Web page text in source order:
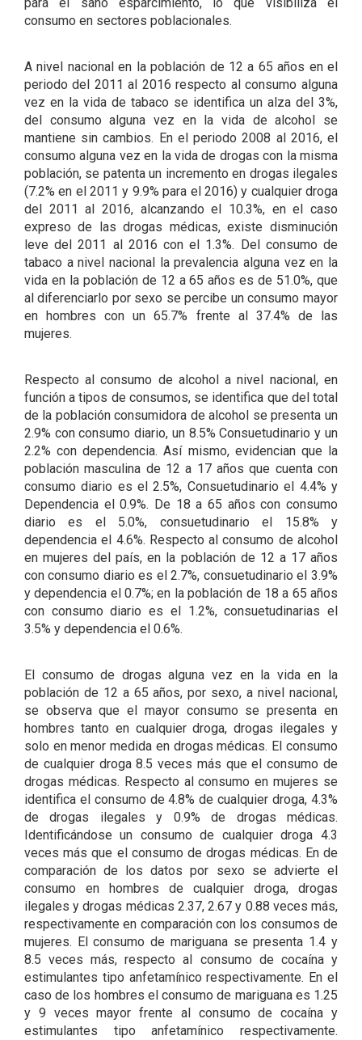
consumo en sectores poblacionales.
A nivel nacional en la población de 12 a 65 años en el
periodo del 2011 al 2016 respecto al consumo alguna
vez en la vida de tabaco se identifica un alza del 3%,
del consumo alguna vez en la vida de alcohol se
mantiene sin cambios. En el periodo 2008 al 2016, el
consumo alguna vez en la vida de drogas con la misma
población, se patenta un incremento en drogas ilegales
(7.2% en el 2011 y 9.9% para el 2016) y cualquier droga
del 2011 al 2016, alcanzando el 10.3%, en el caso
expreso de las drogas médicas, existe disminución
leve del 2011 al 2016 con el 1.3%. Del consumo de
tabaco a nivel nacional la prevalencia alguna vez en la
vida en la población de 12 a 65 años es de 51.0%, que
al diferenciarlo por sexo se percibe un consumo mayor
en hombres con un 65.7% frente al 37.4% de las
mujeres.
Respecto al consumo de alcohol a nivel nacional, en
función a tipos de consumos, se identifica que del total
de la población consumidora de alcohol se presenta un
2.9% con consumo diario, un 8.5% Consuetudinario y un
2.2% con dependencia. Así mismo, evidencian que la
población masculina de 12 a 17 años que cuenta con
consumo diario es el 2.5%, Consuetudinario el 4.4% y
Dependencia el 0.9%. De 18 a 65 años con consumo
diario es el 5.0%, consuetudinario el 15.8% y
dependencia el 4.6%. Respecto al consumo de alcohol
en mujeres del país, en la población de 12 a 17 años
con consumo diario es el 2.7%, consuetudinario el 3.9%
y dependencia el 0.7%; en la población de 18 a 65 años
con consumo diario es el 1.2%, consuetudinarias el
3.5% y dependencia el 0.6%.
El consumo de drogas alguna vez en la vida en la
población de 12 a 65 años, por sexo, a nivel nacional,
se observa que el mayor consumo se presenta en
hombres tanto en cualquier droga, drogas ilegales y
solo en menor medida en drogas médicas. El consumo
de cualquier droga 8.5 veces más que el consumo de
drogas médicas. Respecto al consumo en mujeres se
identifica el consumo de 4.8% de cualquier droga, 4.3%
de drogas ilegales y 0.9% de drogas médicas.
Identificándose un consumo de cualquier droga 4.3
veces más que el consumo de drogas médicas. En de
comparación de los datos por sexo se advierte el
consumo en hombres de cualquier droga, drogas
ilegales y drogas médicas 2.37, 2.67 y 0.88 veces más,
respectivamente en comparación con los consumos de
mujeres. El consumo de mariguana se presenta 1.4 y
8.5 veces más, respecto al consumo de cocaína y
estimulantes tipo anfetamínico respectivamente. En el
caso de los hombres el consumo de mariguana es 1.25
y 9 veces mayor frente al consumo de cocaína y
estimulantes tipo anfetamínico respectivamente.